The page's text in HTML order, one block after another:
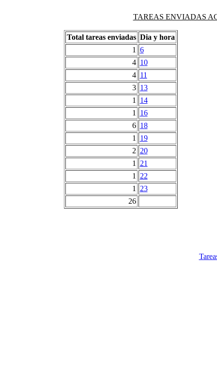
TAREAS ENVIADAS
Total tareas enviadas Dia y hora
1
6
4 10
4 11
3 13
1
14
1
16
6 18
1
19
2 20
1
21
1
22
1
23
26